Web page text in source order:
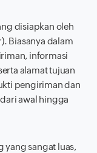
disiapkan oleh
Biasanya dalam
informasi
alamat tujuan
pengiriman dan
awal hingga
yang sangat luas,